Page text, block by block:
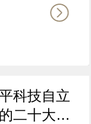
科技自立
二十大报